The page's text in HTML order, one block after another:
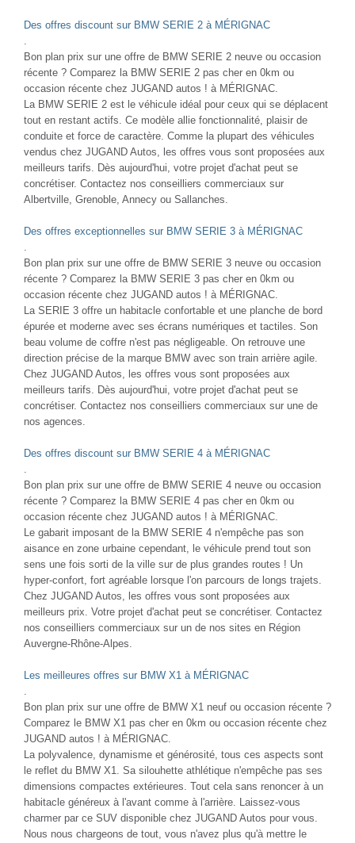
Des offres discount sur BMW SERIE 2 à MÉRIGNAC
Bon plan prix sur une offre de BMW SERIE 2 neuve ou occasion
récente ? Comparez la BMW SERIE 2 pas cher en 0km ou
occasion récente chez JUGAND autos ! à MÉRIGNAC.
La BMW SERIE 2 est le véhicule idéal pour ceux qui se déplacent
tout en restant actifs. Ce modèle allie fonctionnalité, plaisir de
conduite et force de caractère. Comme la plupart des véhicules
vendus chez JUGAND Autos, les offres vous sont proposées aux
meilleurs tarifs. Dès aujourd'hui, votre projet d'achat peut se
concrétiser. Contactez nos conseilliers commerciaux sur
Albertville, Grenoble, Annecy ou Sallanches.
Des offres exceptionnelles sur BMW SERIE 3 à MÉRIGNAC
Bon plan prix sur une offre de BMW SERIE 3 neuve ou occasion
récente ? Comparez la BMW SERIE 3 pas cher en 0km ou
occasion récente chez JUGAND autos ! à MÉRIGNAC.
La SERIE 3 offre un habitacle confortable et une planche de bord
épurée et moderne avec ses écrans numériques et tactiles. Son
beau volume de coffre n'est pas négligeable. On retrouve une
direction précise de la marque BMW avec son train arrière agile.
Chez JUGAND Autos, les offres vous sont proposées aux
meilleurs tarifs. Dès aujourd'hui, votre projet d'achat peut se
concrétiser. Contactez nos conseilliers commerciaux sur une de
nos agences.
Des offres discount sur BMW SERIE 4 à MÉRIGNAC
Bon plan prix sur une offre de BMW SERIE 4 neuve ou occasion
récente ? Comparez la BMW SERIE 4 pas cher en 0km ou
occasion récente chez JUGAND autos ! à MÉRIGNAC.
Le gabarit imposant de la BMW SERIE 4 n'empêche pas son
aisance en zone urbaine cependant, le véhicule prend tout son
sens une fois sorti de la ville sur de plus grandes routes ! Un
hyper-confort, fort agréable lorsque l'on parcours de longs trajets.
Chez JUGAND Autos, les offres vous sont proposées aux
meilleurs prix. Votre projet d'achat peut se concrétiser. Contactez
nos conseilliers commerciaux sur un de nos sites en Région
Auvergne-Rhône-Alpes.
Les meilleures offres sur BMW X1 à MÉRIGNAC
Bon plan prix sur une offre de BMW X1 neuf ou occasion récente ?
Comparez le BMW X1 pas cher en 0km ou occasion récente chez
JUGAND autos ! à MÉRIGNAC.
La polyvalence, dynamisme et générosité, tous ces aspects sont
le reflet du BMW X1. Sa silouhette athlétique n'empêche pas ses
dimensions compactes extérieures. Tout cela sans renoncer à un
habitacle généreux à l'avant comme à l'arrière. Laissez-vous
charmer par ce SUV disponible chez JUGAND Autos pour vous.
Nous nous chargeons de tout, vous n'avez plus qu'à mettre le